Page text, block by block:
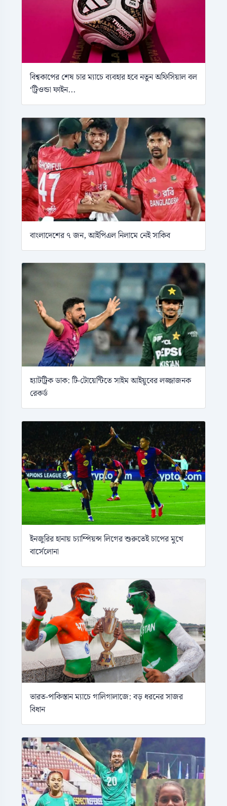
বিশ্বকাপের শেষ চার ম্যাচে ব্যবহার হবে নতুন অফিসিয়াল বল
‘ট্রিওন্ডা ফাইন...
বাংলাদেশের ৭ জন, আইপিএল নিলামে নেই সাকিব
হ্যাটট্রিক ডাক: টি-টোয়েন্টিতে সাইম আইয়ুবের লজ্জাজনক
রেকর্ড
ইনজুরির হানায় চ্যাম্পিয়ন্স লিগের শুরুতেই চাপের মুখে
বার্সেলোনা
ভারত-পাকিস্তান ম্যাচে গালিগালাজে: বড় ধরনের সাজর
বিধান